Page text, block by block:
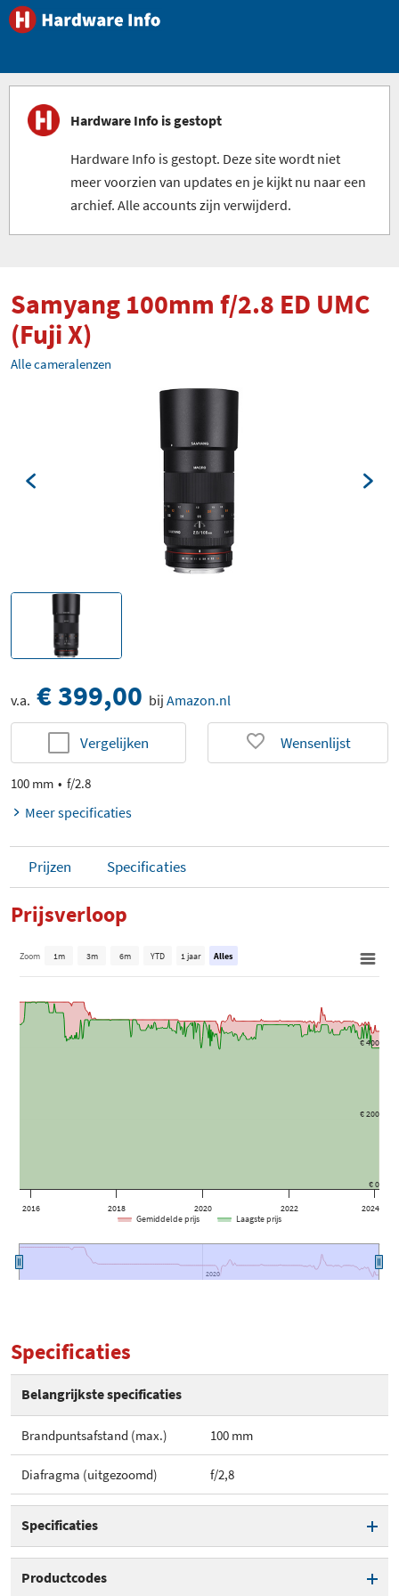
Hardware Info is gestopt
Hardware Info is gestopt. Deze site wordt niet
meer voorzien van updates en je kijkt nu naar een
archief. Alle accounts zijn verwijderd.
Samyang 100mm f/2.8 ED UMC
(Fuji X)
Alle cameralenzen
v.a. € 399,00 bij Amazon.nl
Vergelijken Wensenlijst
100 mm f/2.8
Meer specificaties
Prijzen Specificaties
Prijsverloop
2016 2018 2020 2022 2024
2020
2020
€ 0
€ 200
€ 400
Zoom 1m 3m 6m YTD 1 jaar Alles
Gemiddelde prijs Laagste prijs
Specificaties
Belangrijkste specificaties
Brandpuntsafstand (max.) 100 mm
Diafragma (uitgezoomd) f/2,8
Specificaties
Productcodes